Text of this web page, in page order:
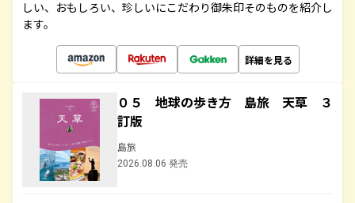
しい、おもしろい、珍しいにこだわり御朱印そのものを紹介し
ます。
詳細を見る
０５ 地球の歩き方 島旅 天草 ３
訂版
島旅
2026.08.06 発売